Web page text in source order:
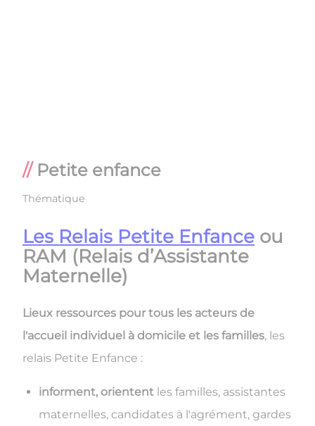
Petite enfance
Thématique
Les Relais Petite Enfance ou
RAM (Relais d’Assistante
Maternelle)
Lieux ressources pour tous les acteurs de
l'accueil individuel à domicile et les familles, les
relais Petite Enfance :
informent, orientent les familles, assistantes
maternelles, candidates à l'agrément, gardes